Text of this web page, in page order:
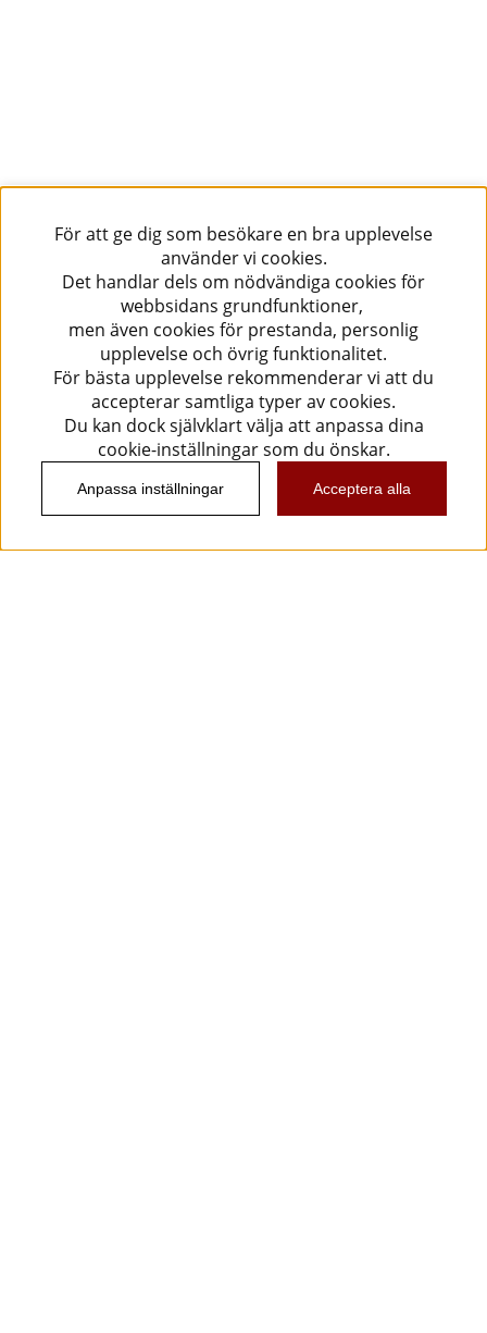
För att ge dig som besökare en bra upplevelse
använder vi cookies.
Det handlar dels om nödvändiga cookies för
webbsidans grundfunktioner,
men även cookies för prestanda, personlig
upplevelse och övrig funktionalitet.
För bästa upplevelse rekommenderar vi att du
accepterar samtliga typer av cookies.
Du kan dock självklart välja att anpassa dina
cookie-inställningar som du önskar.
Anpassa inställningar Acceptera alla